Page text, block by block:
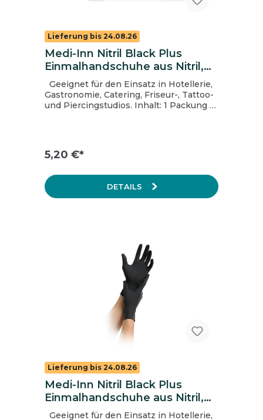
Lieferung bis 24.08.26
Medi-Inn Nitril Black Plus
Einmalhandschuhe aus Nitril,
schwarz, ungepudert, Gr. XL
Gastronomie, Catering, Friseur-, Tattoo-
und Piercingstudios. Inhalt: 1 Packung =
5,20 €*
DETAILS
Lieferung bis 24.08.26
Medi-Inn Nitril Black Plus
Einmalhandschuhe aus Nitril,
schwarz, ungepudert, Gr. L